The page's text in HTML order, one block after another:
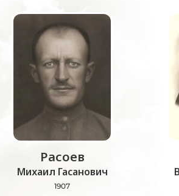
Расоев
Михаил Гасанович
1907